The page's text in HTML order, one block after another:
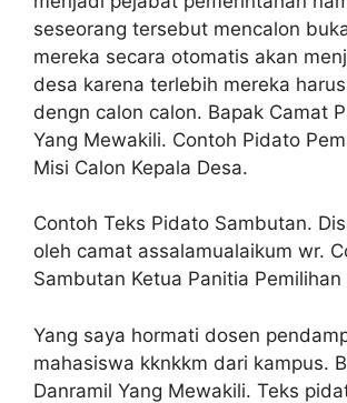
seseorang tersebut mencalon
mereka secara otomatis akan
desa karena terlebih mereka
dengn calon calon. Bapak Camat
Yang Mewakili. Contoh Pidato
Misi Calon Kepala Desa.
Contoh Teks Pidato Sambutan.
oleh camat assalamualaikum wr.
Sambutan Ketua Panitia Pemilihan
Yang saya hormati dosen
mahasiswa kknkkm dari kampus.
Danramil Yang Mewakili. Teks